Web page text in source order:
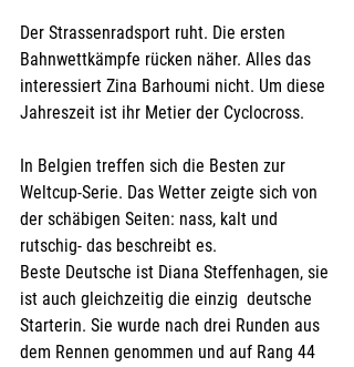
Der Strassenradsport ruht. Die ersten
Bahnwettkämpfe rücken näher. Alles das
interessiert Zina Barhoumi nicht. Um diese
Jahreszeit ist ihr Metier der Cyclocross.
In Belgien treffen sich die Besten zur
Weltcup-Serie. Das Wetter zeigte sich von
der schäbigen Seiten: nass, kalt und
rutschig- das beschreibt es.
Beste Deutsche ist Diana Steffenhagen, sie
ist auch gleichzeitig die einzig  deutsche
Starterin. Sie wurde nach drei Runden aus
dem Rennen genommen und auf Rang 44